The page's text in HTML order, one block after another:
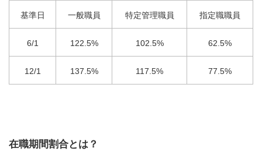
基準日 一般職員 特定管理職員 指定職職員
6/1 122.5% 102.5% 62.5%
12/1 137.5% 117.5% 77.5%
在職期間割合とは？